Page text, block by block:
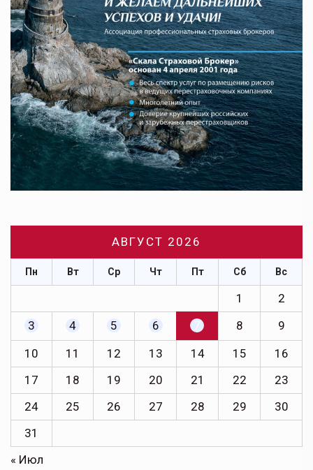
АВГУСТ 2026
Пн Вт Ср Чт Пт Сб Вс
1
2
3
4 5 6 7 8
9
10
11 12 13 14 15
16
17
18 19 20 21 22
23
24
25 26 27 28 29
30
31
« Июл